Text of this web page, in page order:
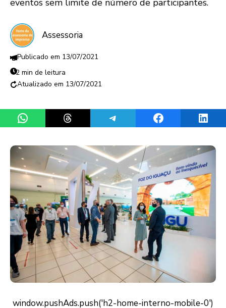
eventos sem limite de número de participantes.
Assessoria
13/07/2021
2 min de leitura
13/07/2021
Share on WhatsAppShare on ThreadsShare on TelegramShare on Facebook